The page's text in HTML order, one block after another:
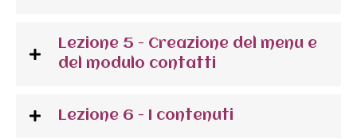
Lezione 5 - Creazione del menu e
del modulo contatti
Lezione 6 - I contenuti